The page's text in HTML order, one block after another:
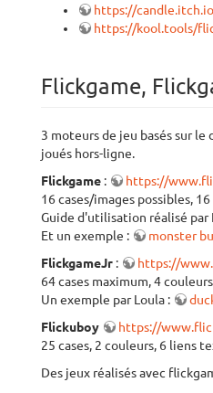
https://
https://kool.tools/
Flickgame,
3 moteurs de jeu basés sur
joués hors-ligne.
Flickgame :
https://
16 cases/images possibles,
Guide d'utilisation réalisé par
Et un exemple :
monster
FlickgameJr :
https://
64 cases maximum, 4
Un exemple par Loula :
Flickuboy
https://
25 cases, 2 couleurs, 6 liens
Des jeux réalisés avec